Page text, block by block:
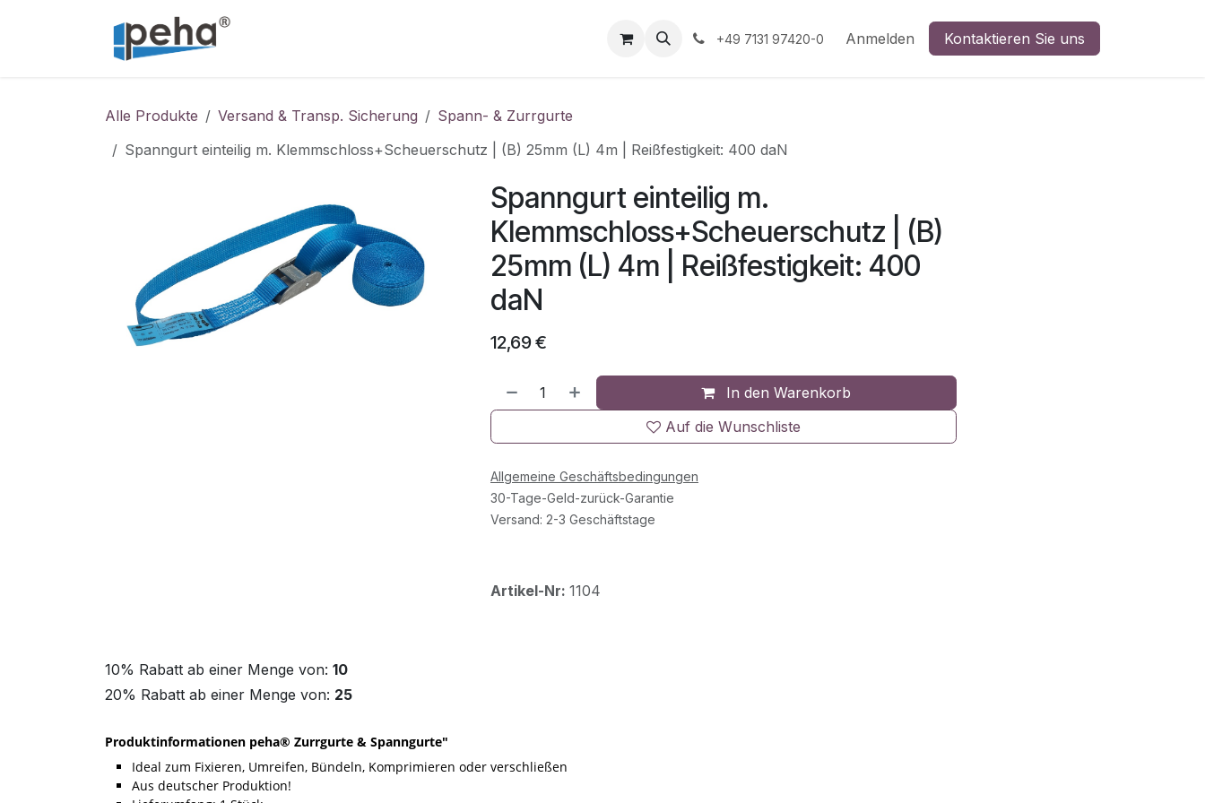
Informationen Shop Gewerbekunden
+49 7131 97420-0 Anmelden Kontaktieren Sie uns
Alle Produkte Versand & Transp. Sicherung
Spann- & Zurrgurte
Spanngurt einteilig m. Klemmschloss+Scheuerschutz | (B) 25mm (L) 4m | Reißfestigkeit: 400 daN
Spanngurt einteilig m.
Klemmschloss+Scheuerschutz | (B)
25mm (L) 4m | Reißfestigkeit: 400
daN
12,69€
In den Warenkorb
Auf die Wunschliste
Allgemeine Geschäftsbedingungen
30-Tage-Geld-zurück-Garantie
Versand: 2-3 Geschäftstage
Artikel-Nr: 1104
10% Rabatt ab einer Menge von: 10
20% Rabatt ab einer Menge von: 25
Produktinformationen peha® Zurrgurte & Spanngurte"
Ideal zum Fixieren, Umreifen, Bündeln, Komprimieren oder verschließen
Aus deutscher Produktion!